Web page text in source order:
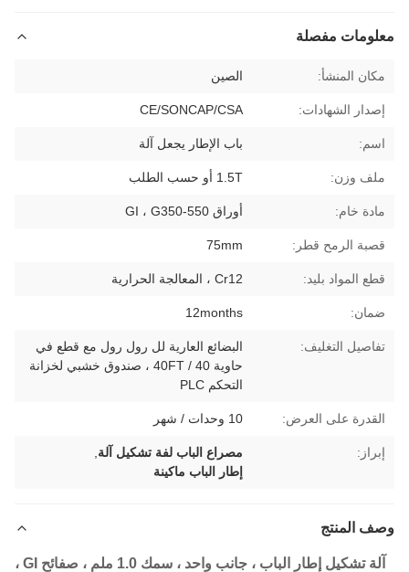
معلومات مفصلة
مكان المنشأ: الصين
إصدار الشهادات: CE/SONCAP/CSA
اسم: باب الإطار يجعل آلة
ملف وزن: 1.5T أو حسب الطلب
مادة خام: أوراق GI ، G350-550
قصبة الرمح قطر: 75mm
قطع المواد بليد: Cr12 ، المعالجة الحرارية
ضمان: 12months
تفاصيل التغليف:
البضائع العارية لل رول رول مع قطع في
حاوية 40 / 40FT ، صندوق خشبي لخزانة
التحكم PLC
القدرة على العرض: 10 وحدات / شهر
إبراز: مصراع الباب لفة تشكيل آلة
إطار الباب ماكينة
وصف المنتج
آلة تشكيل إطار الباب ، جانب واحد ، سمك 1.0 ملم ، صفائح GI ،